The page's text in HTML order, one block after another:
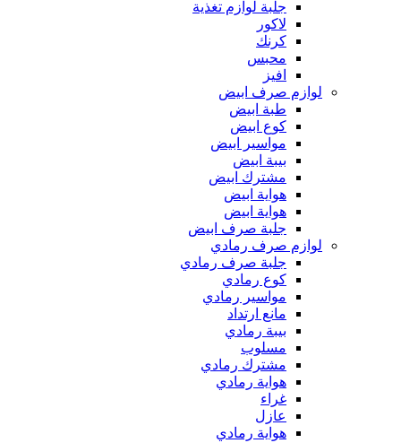
جلبة لوازم تغذية
لاكور
كرنك
محبس
افيز
لوازم صرف ابيض
طبة ابيض
كوع ابيض
مواسير ابيض
بيبة ابيض
مشترك ابيض
هواية ابيض
هواية ابيض
جلبة صرف ابيض
لوازم صرف رمادي
جلبة صرف رمادي
كوع رمادي
مواسير رمادي
مانع ارتداد
بيبة رمادي
مسلوب
مشترك رمادي
هواية رمادي
غراء
عازل
هواية رمادي